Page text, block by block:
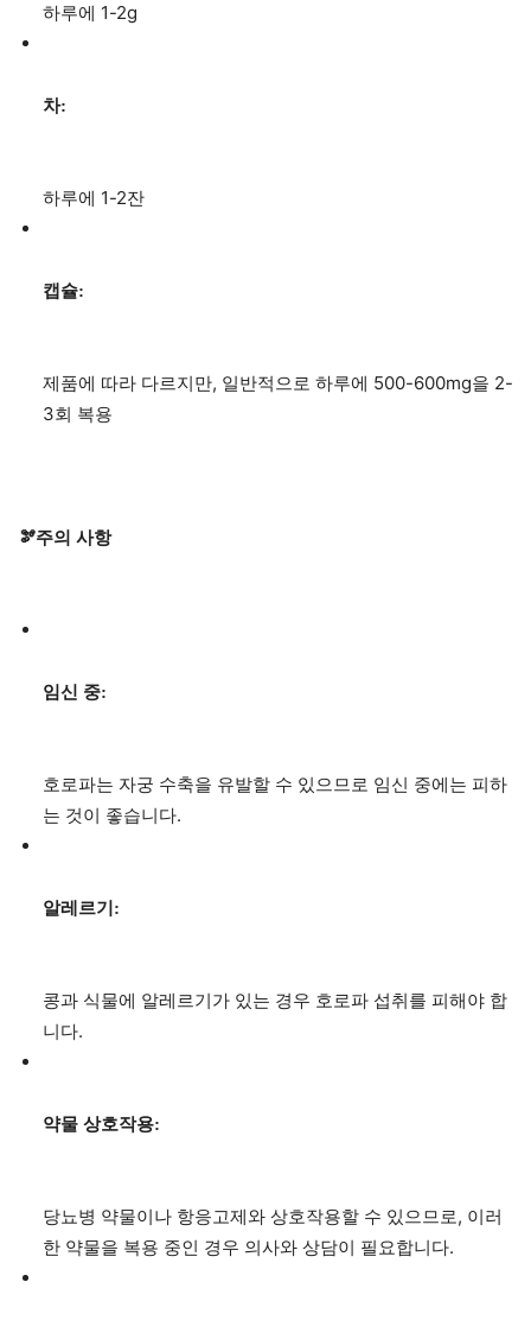
하루에 1-2g
차:
하루에 1-2잔
캡슐:
제품에 따라 다르지만, 일반적으로 하루에 500-600mg을 2-
3회 복용
🫘주의 사항
임신 중:
호로파는 자궁 수축을 유발할 수 있으므로 임신 중에는 피하
는 것이 좋습니다.
알레르기:
콩과 식물에 알레르기가 있는 경우 호로파 섭취를 피해야 합
니다.
약물 상호작용:
당뇨병 약물이나 항응고제와 상호작용할 수 있으므로, 이러
한 약물을 복용 중인 경우 의사와 상담이 필요합니다.